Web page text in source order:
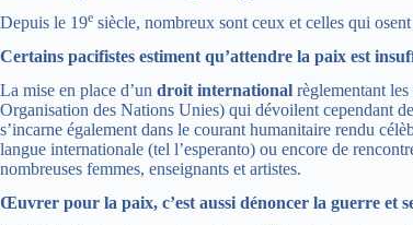
Depuis le 19e siècle, nombreux sont ceux et celles qui
Certains pacifistes estiment qu’attendre la paix est
La mise en place d’un droit international règlementant
Organisation des Nations Unies) qui dévoilent cependant
s’incarne également dans le courant humanitaire rendu
langue internationale (tel l’esperanto) ou encore de
nombreuses femmes, enseignants et artistes.
Œuvrer pour la paix, c’est aussi dénoncer la guerre et